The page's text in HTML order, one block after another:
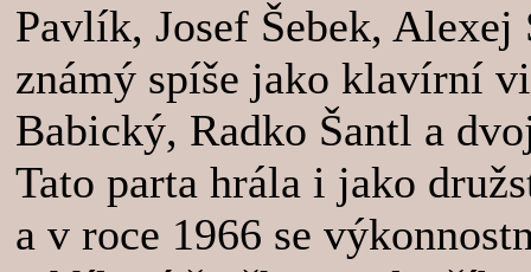
Pavlík, Josef Šebek,
známý spíše jako klavírní
Babický, Radko Šantl a
Tato parta hrála i jako
a v roce 1966 se